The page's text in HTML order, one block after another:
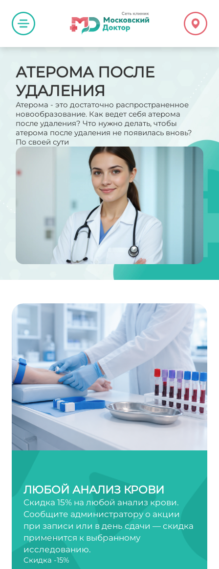
АТЕРОМА ПОСЛЕ
УДАЛЕНИЯ
Атерома - это достаточно распространенное
новообразование. Как ведет себя атерома
после удаления? Что нужно делать, чтобы
атерома после удаления не появилась вновь?
По своей сути
ЛЮБОЙ АНАЛИЗ КРОВИ
Скидка 15% на любой анализ крови.
Сообщите администратору о акции
при записи или в день сдачи — скидка
применится к выбранному
исследованию.
Скидка -15%